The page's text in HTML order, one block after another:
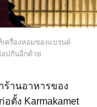
ครื่องหอมของแบรนด์
อปกันอีกด้วย
ร้านอาหารของ
ตั้ง Karmakamet